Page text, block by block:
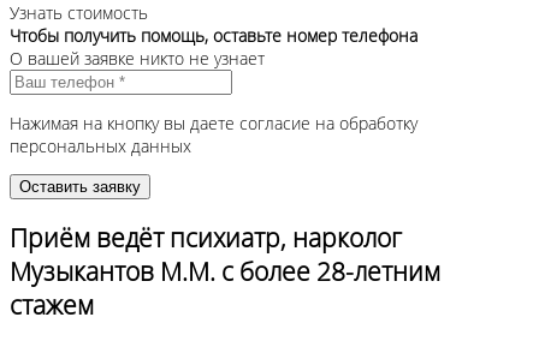
Узнать стоимость
Чтобы получить помощь, оставьте номер телефона
О вашей заявке никто не узнает
Нажимая на кнопку вы даете согласие на обработку
персональных данных
Приём ведёт психиатр, нарколог
Музыкантов М.М. с более 28-летним
стажем